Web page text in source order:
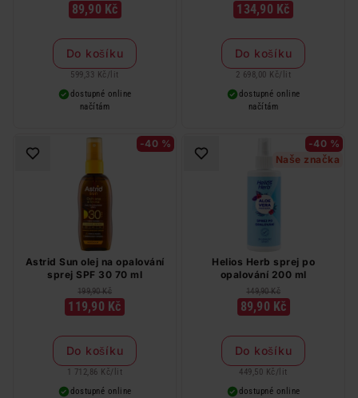
89,90 Kč
Do košíku
599,33 Kč / lit
dostupné online
načítám
134,90 Kč
Do košíku
2 698,00 Kč/ lit
dostupné online
načítám
-40 %
Astrid Sun olej na opalování
sprej SPF 30 70 ml
199,90 Kč
119,90 Kč
Do košíku
1 712,86 Kč/ lit
dostupné online
-40 %
Naše značka
Helios Herb sprej po
opalování 200 ml
149,90 Kč
89,90 Kč
Do košíku
449,50 Kč / lit
dostupné online